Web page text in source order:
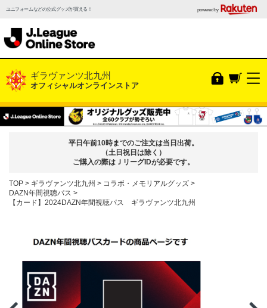
ユニフォームなどの公式グッズが買える！ powered by
ギラヴァンツ北九州
オフィシャルオンラインストア
平日午前10時までのご注文は当日出荷。
（土日祝日は除く）
ご購入の際はＪリーグIDが必要です。
TOP ギラヴァンツ北九州
コラボ・メモリアルグッズ
DAZN年間視聴パス
【カード】2024DAZN年間視聴パス ギラヴァンツ北九州